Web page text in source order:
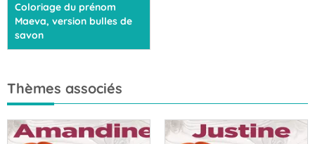
Coloriage du prénom
Maeva, version bulles de
savon
Thèmes associés